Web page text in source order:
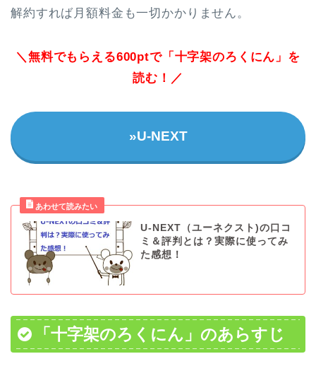
解約すれば月額料金も一切かかりません。
＼無料でもらえる600ptで「十字架のろくにん」を
読む！／
»U-NEXT
U-NEXT（ユーネクスト)の口コ
ミ＆評判とは？実際に使ってみ
た感想！
「十字架のろくにん」のあらすじ